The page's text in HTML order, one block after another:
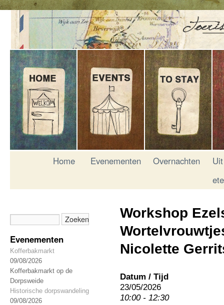
Home Evenementen Overnachten
Uit
Evenementen
Kofferbakmarkt
09/08/2026
Kofferbakmarkt op de
Dorpsweide
Historische dorpswandeling
09/08/2026
Workshop
Nicolette
Datum / Tijd
23/05/2026
10:00 - 12:30